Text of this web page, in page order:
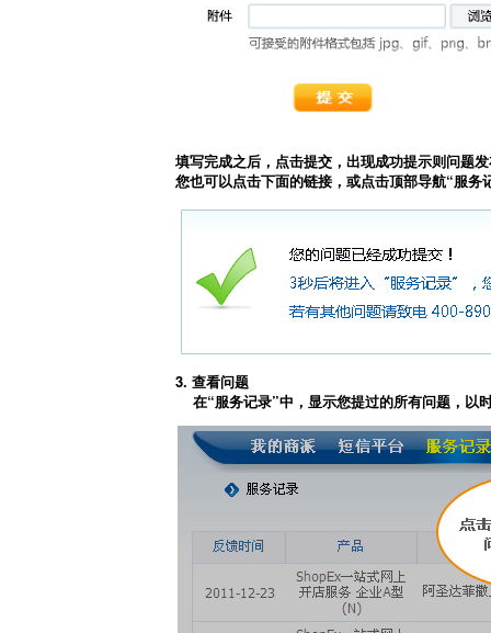
填写完成之后，点击提交，出现成功提示则问题
您也可以点击下面的链接，或点击顶部导航“服务
3. 查看问题
在“服务记录”中，显示您提过的所有问题，以